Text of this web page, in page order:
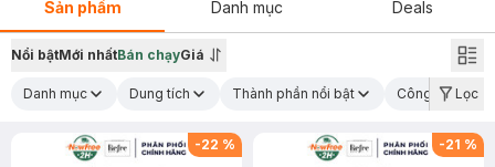
Sản phẩm Danh mục Deals
Nổi bậtMới nhấtBán chạyGiá
Danh mục Dung tích Thành phần nổi bật Công dụngLọc
-22 % -21 %